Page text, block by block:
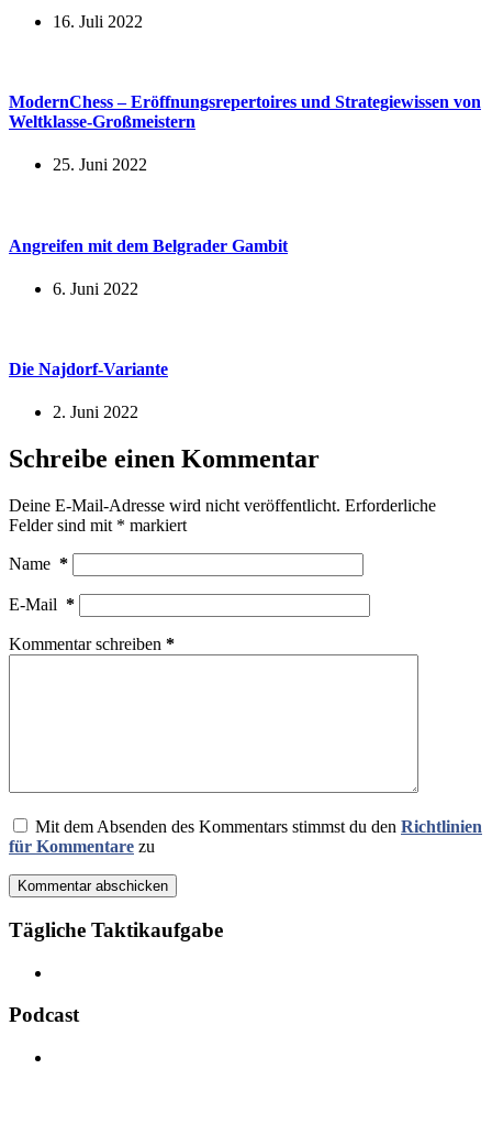
16. Juli 2022
ModernChess – Eröffnungsrepertoires und Strategiewissen von
Weltklasse-Großmeistern
25. Juni 2022
Angreifen mit dem Belgrader Gambit
6. Juni 2022
Die Najdorf-Variante
2. Juni 2022
Schreibe einen Kommentar
Deine E-Mail-Adresse wird nicht veröffentlicht. Erforderliche
Felder sind mit * markiert
Name *
E-Mail *
Kommentar schreiben *
Mit dem Absenden des Kommentars stimmst du den Richtlinien
für Kommentare zu
Kommentar abschicken
Tägliche Taktikaufgabe
Podcast